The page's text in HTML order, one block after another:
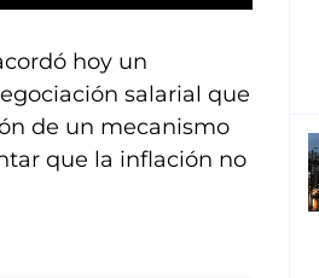
hoy un
salarial que
de un mecanismo
que la inflación no